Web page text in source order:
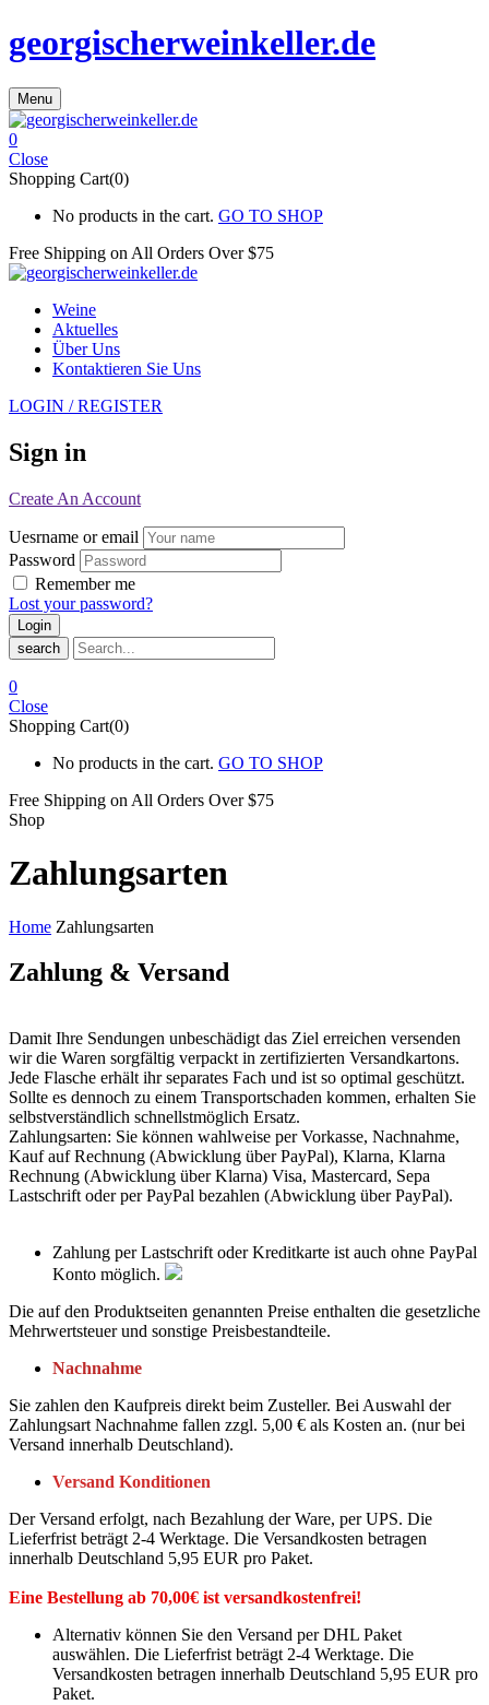
georgischerweinkeller.de
Menu
0
Close
Shopping Cart(0)
No products in the cart. GO TO SHOP
Free Shipping on All Orders Over $75
Weine
Aktuelles
Über Uns
Kontaktieren Sie Uns
LOGIN / REGISTER
Sign in
Create An Account
Uesrname or email
Password
Remember me
Lost your password?
search
0
Close
Shopping Cart(0)
No products in the cart. GO TO SHOP
Free Shipping on All Orders Over $75
Shop
Zahlungsarten
Home Zahlungsarten
Zahlung & Versand
Damit Ihre Sendungen unbeschädigt das Ziel erreichen versenden
wir die Waren sorgfältig verpackt in zertifizierten Versandkartons.
Jede Flasche erhält ihr separates Fach und ist so optimal geschützt.
Sollte es dennoch zu einem Transportschaden kommen, erhalten Sie
selbstverständlich schnellstmöglich Ersatz.
Zahlungsarten: Sie können wahlweise per Vorkasse, Nachnahme,
Kauf auf Rechnung (Abwicklung über PayPal), Klarna, Klarna
Rechnung (Abwicklung über Klarna) Visa, Mastercard, Sepa
Lastschrift oder per PayPal bezahlen (Abwicklung über PayPal).
Zahlung per Lastschrift oder Kreditkarte ist auch ohne PayPal
Konto möglich.
Die auf den Produktseiten genannten Preise enthalten die gesetzliche
Mehrwertsteuer und sonstige Preisbestandteile.
Nachnahme
Sie zahlen den Kaufpreis direkt beim Zusteller. Bei Auswahl der
Zahlungsart Nachnahme fallen zzgl. 5,00 € als Kosten an. (nur bei
Versand innerhalb Deutschland).
Versand Konditionen
Der Versand erfolgt, nach Bezahlung der Ware, per UPS. Die
Lieferfrist beträgt 2-4 Werktage. Die Versandkosten betragen
innerhalb Deutschland 5,95 EUR pro Paket.
Eine Bestellung ab 70,00€ ist versandkostenfrei!
Alternativ können Sie den Versand per DHL Paket
auswählen. Die Lieferfrist beträgt 2-4 Werktage. Die
Versandkosten betragen innerhalb Deutschland 5,95 EUR pro
Paket.